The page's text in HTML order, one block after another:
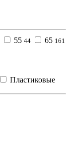
55 44 65 161
Пластиковые